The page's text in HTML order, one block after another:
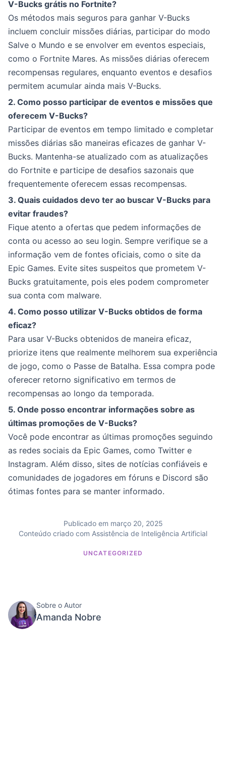
V-Bucks grátis no Fortnite?
Os métodos mais seguros para ganhar V-Bucks
incluem concluir missões diárias, participar do modo
Salve o Mundo e se envolver em eventos especiais,
como o Fortnite Mares. As missões diárias oferecem
recompensas regulares, enquanto eventos e desafios
permitem acumular ainda mais V-Bucks.
2. Como posso participar de eventos e missões que
oferecem V-Bucks?
Participar de eventos em tempo limitado e completar
missões diárias são maneiras eficazes de ganhar V-
Bucks. Mantenha-se atualizado com as atualizações
do Fortnite e participe de desafios sazonais que
frequentemente oferecem essas recompensas.
3. Quais cuidados devo ter ao buscar V-Bucks para
evitar fraudes?
Fique atento a ofertas que pedem informações de
conta ou acesso ao seu login. Sempre verifique se a
informação vem de fontes oficiais, como o site da
Epic Games. Evite sites suspeitos que prometem V-
Bucks gratuitamente, pois eles podem comprometer
sua conta com malware.
4. Como posso utilizar V-Bucks obtidos de forma
eficaz?
Para usar V-Bucks obtenidos de maneira eficaz,
priorize itens que realmente melhorem sua experiência
de jogo, como o Passe de Batalha. Essa compra pode
oferecer retorno significativo em termos de
recompensas ao longo da temporada.
5. Onde posso encontrar informações sobre as
últimas promoções de V-Bucks?
Você pode encontrar as últimas promoções seguindo
as redes sociais da Epic Games, como Twitter e
Instagram. Além disso, sites de notícias confiáveis e
comunidades de jogadores em fóruns e Discord são
ótimas fontes para se manter informado.
Publicado em março 20, 2025
Conteúdo criado com Assistência de Inteligência Artificial
UNCATEGORIZED
Sobre o Autor
Amanda Nobre